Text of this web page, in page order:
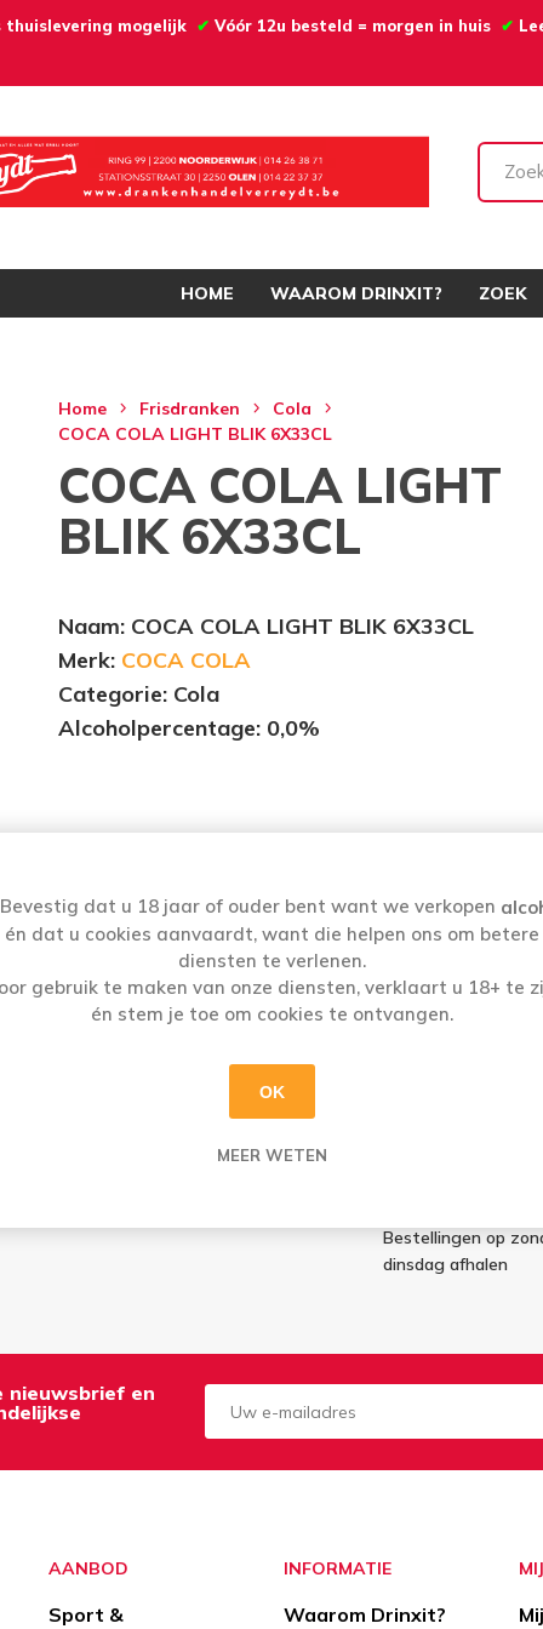
mogelijk ✔ Vóór 12u besteld = morgen in huis ✔
HOME WAAROM DRINXIT? ZOEK
Home Frisdranken
Cola
COCA COLA LIGHT BLIK 6X33CL
COCA COLA LIGHT
BLIK 6X33CL
Naam: COCA COLA LIGHT BLIK 6X33CL
Merk: COCA COLA
Categorie: Cola
Alcoholpercentage: 0,0%
zonder calorieën. Drink of serveer Coca Cola
taste ijskoud, want zo is hij het lekkerst.
Di t.e.m. Za: Uw
Bestellingen op
dinsdag afhalen
nieuwsbrief en
AANBOD
Sport &
INFORMATIE
Waarom Drinxit?
dat u 18 jaar of ouder bent want we verkopen
én dat u cookies aanvaardt, want die helpen ons om betere
diensten te verlenen.
gebruik te maken van onze diensten, verklaart u 18+ te
én stem je toe om cookies te ontvangen.
OK
MEER WETEN